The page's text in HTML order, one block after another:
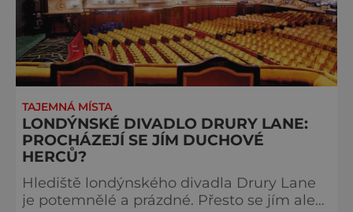
TAJEMNÁ MÍSTA
LONDÝNSKÉ DIVADLO DRURY LANE:
PROCHÁZEJÍ SE JÍM DUCHOVÉ
HERCŮ?
Hlediště londýnského divadla Drury Lane
je potemnělé a prázdné. Přesto se jím ale